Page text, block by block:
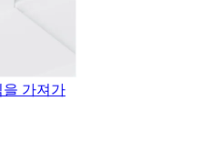
을 가져가